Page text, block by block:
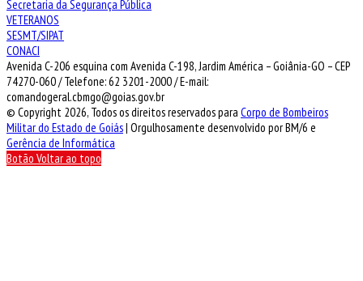
Secretaria da Segurança Pública
VETERANOS
SESMT/SIPAT
CONACI
Avenida C-206 esquina com Avenida C-198, Jardim América – Goiânia-GO – CEP
74270-060 / Telefone: 62 3201-2000 / E-mail:
comandogeral.cbmgo@goias.gov.br
© Copyright 2026, Todos os direitos reservados para Corpo de Bombeiros
Militar do Estado de Goiás| Orgulhosamente desenvolvido por BM/6 e
Gerência de Informática
Botão Voltar ao topo